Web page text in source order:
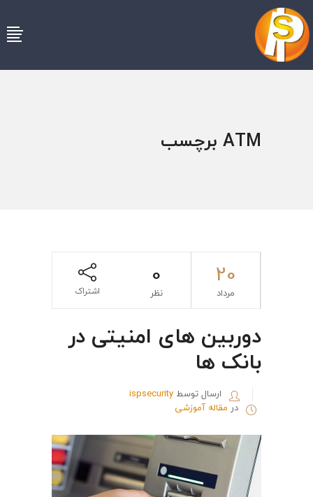
ATM برچسب
20
مرداد
0
نظر اشتراک
دوربین های امنیتی در
بانک ها
ارسال توسط ispsecurity
در مقاله آموزشی